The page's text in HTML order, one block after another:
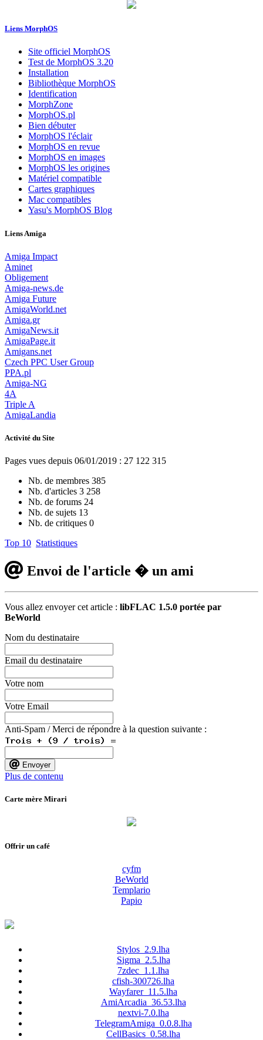
Liens MorphOS
Site officiel MorphOS
Test de MorphOS 3.20
Installation
Bibliothèque MorphOS
Identification
MorphZone
MorphOS.pl
Bien débuter
MorphOS l'éclair
MorphOS en revue
MorphOS en images
MorphOS les origines
Matériel compatible
Cartes graphiques
Mac compatibles
Yasu's MorphOS Blog
Liens Amiga
Amiga Impact
Aminet
Obligement
Amiga-news.de
Amiga Future
AmigaWorld.net
Amiga.gr
AmigaNews.it
AmigaPage.it
Amigans.net
Czech PPC User Group
PPA.pl
Amiga-NG
4A
Triple A
AmigaLandia
Activité du Site
Pages vues depuis 06/01/2019 : 27 122 315
Nb. de membres 385
Nb. d'articles 3 258
Nb. de forums 24
Nb. de sujets 13
Nb. de critiques 0
Top 10 Statistiques
Envoi de l'article � un ami
Vous allez envoyer cet article : libFLAC 1.5.0 portée par
BeWorld
Nom du destinataire
Email du destinataire
Votre nom
Votre Email
Anti-Spam / Merci de répondre à la question suivante :
Envoyer
Plus de contenu
Carte mère Mirari
Offrir un café
cyfm
BeWorld
Templario
Papio
Stylos_2.9.lha
Sigma_2.5.lha
7zdec_1.1.lha
cfish-300726.lha
Wayfarer_11.5.lha
AmiArcadia_36.53.lha
nextvi-7.0.lha
TelegramAmiga_0.0.8.lha
CellBasics_0.58.lha